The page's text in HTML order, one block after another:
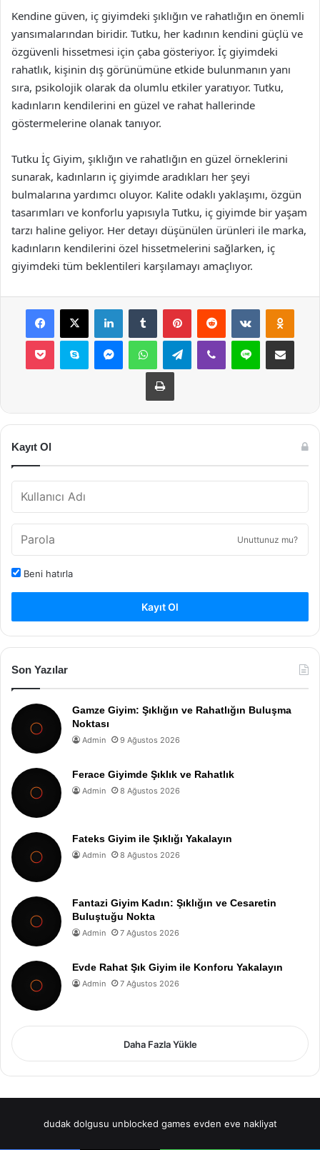
Kendine güven, iç giyimdeki şıklığın ve rahatlığın en önemli
yansımalarından biridir. Tutku, her kadının kendini güçlü ve
özgüvenli hissetmesi için çaba gösteriyor. İç giyimdeki
rahatlık, kişinin dış görünümüne etkide bulunmanın yanı
sıra, psikolojik olarak da olumlu etkiler yaratıyor. Tutku,
kadınların kendilerini en güzel ve rahat hallerinde
göstermelerine olanak tanıyor.
Tutku İç Giyim, şıklığın ve rahatlığın en güzel örneklerini
sunarak, kadınların iç giyimde aradıkları her şeyi
bulmalarına yardımcı oluyor. Kalite odaklı yaklaşımı, özgün
tasarımları ve konforlu yapısıyla Tutku, iç giyimde bir yaşam
tarzı haline geliyor. Her detayı düşünülen ürünleri ile marka,
kadınların kendilerini özel hissetmelerini sağlarken, iç
giyimdeki tüm beklentileri karşılamayı amaçlıyor.
Facebook
X LinkedInTumblr PinterestReddit VKontakte
Pocket Skype MessengerWhatsAppTelegramViber Line E-Posta ile
Yazdır
Kayıt Ol
Unuttunuz mu?
Beni hatırla
Kayıt Ol
Son Yazılar
Gamze Giyim: Şıklığın ve Rahatlığın Buluşma
Noktası
Admin 9 Ağustos 2026
Ferace Giyimde Şıklık ve Rahatlık
Admin 8 Ağustos 2026
Fateks Giyim ile Şıklığı Yakalayın
Admin 8 Ağustos 2026
Fantazi Giyim Kadın: Şıklığın ve Cesaretin
Buluştuğu Nokta
Admin 7 Ağustos 2026
Evde Rahat Şık Giyim ile Konforu Yakalayın
Admin 7 Ağustos 2026
Daha Fazla Yükle
dudak dolgusu unblocked games evden eve nakliyat